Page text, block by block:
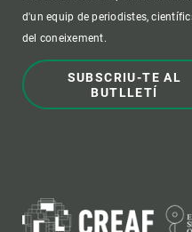
d'un equip de periodistes,
del coneixement.
SUBSCRIU-TE AL
BUTLLETÍ